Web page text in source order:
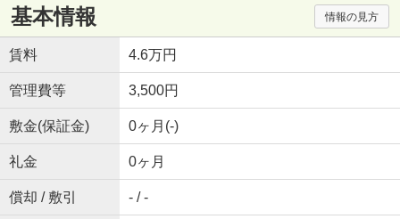
基本情報 情報の見方
賃料 4.6万円
管理費等 3,500円
敷金(保証金) 0ヶ月(-)
礼金 0ヶ月
償却 / 敷引 - / -